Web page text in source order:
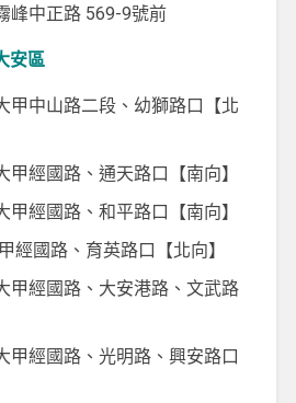
峰中正路 569-9號前
安區
甲中山路二段、幼獅路口【北
甲經國路、通天路口【南向】
甲經國路、和平路口【南向】
經國路、育英路口【北向】
甲經國路、大安港路、文武路
甲經國路、光明路、興安路口